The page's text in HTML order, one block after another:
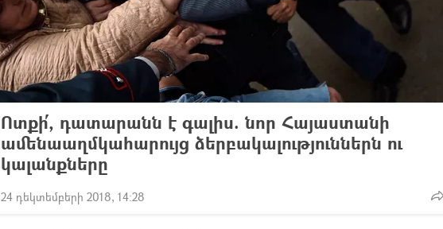
Ոտքի՛, դատարանն է գալիս. նոր Հայաստանի
ամենաաղմկահարույց ձերբակալություններն ու
կալանքները
24 դեկտեմբերի 2018, 14:28